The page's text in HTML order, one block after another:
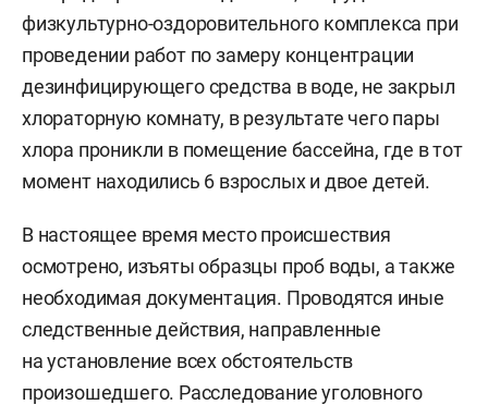
физкультурно-оздоровительного комплекса при
проведении работ по замеру концентрации
дезинфицирующего средства в воде, не закрыл
хлораторную комнату, в результате чего пары
хлора проникли в помещение бассейна, где в тот
момент находились 6 взрослых и двое детей.
В настоящее время место происшествия
осмотрено, изъяты образцы проб воды, а также
необходимая документация. Проводятся иные
следственные действия, направленные
на установление всех обстоятельств
произошедшего. Расследование уголовного